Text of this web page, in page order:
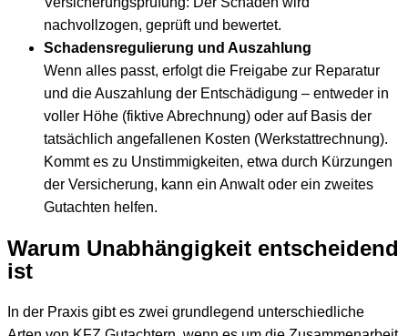
nachvollzogen, geprüft und bewertet.
Schadensregulierung und Auszahlung
Wenn alles passt, erfolgt die Freigabe zur Reparatur
und die Auszahlung der Entschädigung – entweder in
voller Höhe (fiktive Abrechnung) oder auf Basis der
tatsächlich angefallenen Kosten (Werkstattrechnung).
Kommt es zu Unstimmigkeiten, etwa durch Kürzungen
der Versicherung, kann ein Anwalt oder ein zweites
Gutachten helfen.
Warum Unabhängigkeit entscheidend
ist
In der Praxis gibt es zwei grundlegend unterschiedliche